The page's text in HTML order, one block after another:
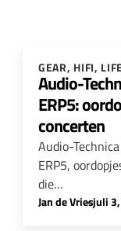
GEAR, HIFI,
Audio-
ERP5:
concerten
Audio-
ERP5,
die…
Jan de Vries
-juli